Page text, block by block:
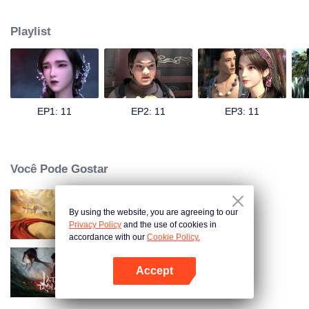
Abra o programa
por cometer um erro. Ele é orgulhoso e inicialmente não dá muita
importância a Bai Qian. No entanto, nesse outro mundo, a pureza e
bondade de Bai Qian gradualmente tocaram o coração frio de Wu Bei. Os
dois começaram a explorar este belo, mas traiçoeiro mundo juntos,
apoiando-se mutuamente. Eles triunfaram juntos sobre uma série de
Playlist
EP1: 11 EP2: 11 EP3: 11
Você Pode Gostar
Tun Tian Ji
Dinastia de Jade
By using the website, you are agreeing to our
Privacy Policy and the use of cookies in
accordance with our Cookie Policy.
Accept